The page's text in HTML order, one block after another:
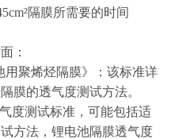
隔膜所需要的时间
：
用聚烯烃隔膜》：该标准详
膜的透气度测试方法。
度测试标准，可能包括适
方法，锂电池隔膜透气度